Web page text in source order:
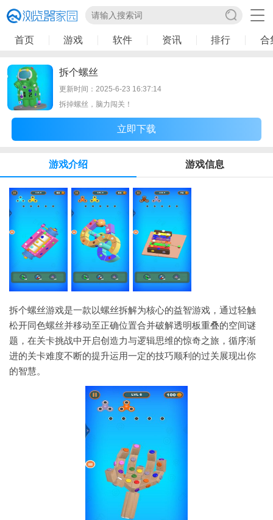
首页 游戏 软件 资讯 排行 合
拆个螺丝
更新时间：2025-6-23 16:37:14
拆掉螺丝，脑力闯关！
立即下载
游戏介绍 游戏信息
拆个螺丝游戏是一款以螺丝拆解为核心的益智游戏，通过轻触
松开同色螺丝并移动至正确位置合并破解透明板重叠的空间谜
题，在关卡挑战中开启创造力与逻辑思维的惊奇之旅，循序渐
进的关卡难度不断的提升运用一定的技巧顺利的过关展现出你
的智慧。